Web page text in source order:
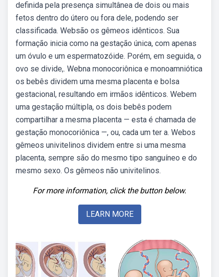
definida pela presença simultânea de dois ou mais
fetos dentro do útero ou fora dele, podendo ser
classificada. Websão os gêmeos idênticos. Sua
formação inicia como na gestação única, com apenas
um óvulo e um espermatozóide. Porém, em seguida, o
ovo se divide,. Webna monocoriônica e monoamniótica
os bebês dividem uma mesma placenta e bolsa
gestacional, resultando em irmãos idênticos. Webem
uma gestação múltipla, os dois bebês podem
compartilhar a mesma placenta — esta é chamada de
gestação monocoriônica —, ou, cada um ter a. Webos
gêmeos univitelinos dividem entre si uma mesma
placenta, sempre são do mesmo tipo sanguíneo e do
mesmo sexo. Os gêmeos não univitelinos.
For more information, click the button below.
LEARN MORE